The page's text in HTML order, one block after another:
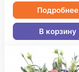
Подробнее
В корзину